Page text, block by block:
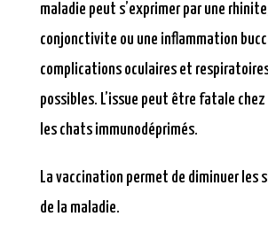
maladie peut s’exprimer par une
conjonctivite ou une inflammation
complications oculaires et
possibles. L’issue peut être fatale
les chats immunodéprimés.
La vaccination permet de diminuer les
de la maladie.